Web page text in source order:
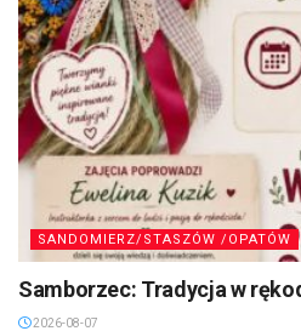
SANDOMIERZ/STASZÓW /OPATÓW
Samborzec: Tradycja w
2026-08-07